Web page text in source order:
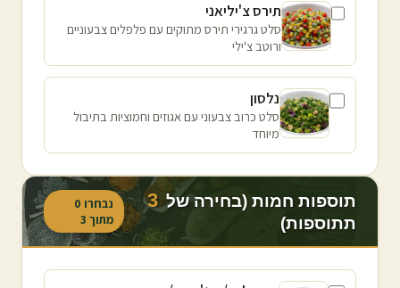
תירס צ'יליאני
סלט גרגירי תירס מתוקים עם פלפלים צבעוניים
ורוטב צ'ילי
נלסון
סלט כרוב צבעוני עם אגוזים וחמוציות בתיבול
מיוחד
תוספות חמות (בחירה של 3
תתוספות)
נבחרו 0
מתוך 3